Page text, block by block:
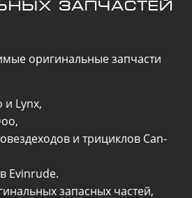
ЗАПЧАСТЕЙ
оригинальные запчасти
и Lynx,
и трициклов Can-
Evinrude.
запасных частей,